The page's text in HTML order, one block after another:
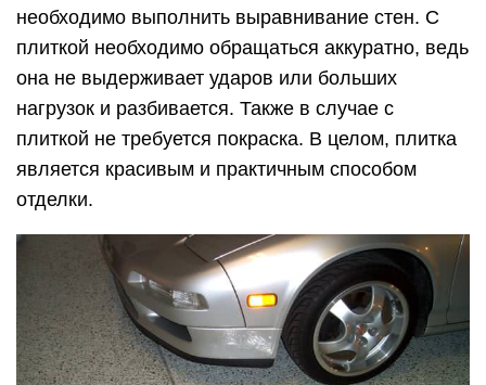
необходимо выполнить выравнивание стен. С
плиткой необходимо обращаться аккуратно, ведь
она не выдерживает ударов или больших
нагрузок и разбивается. Также в случае с
плиткой не требуется покраска. В целом, плитка
является красивым и практичным способом
отделки.